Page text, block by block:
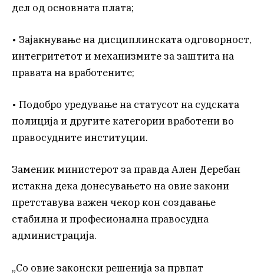
дел од основната плата;
• Зајакнување на дисциплинската одговорност,
интегритетот и механизмите за заштита на
правата на вработените;
• Подобро уредување на статусот на судската
полиција и другите категории вработени во
правосудните институции.
Заменик министерот за правда Ален Деребан
истакна дека донесувањето на овие закони
претставува важен чекор кон создавање
стабилна и професионална правосудна
администрација.
„Со овие законски решенија за првпат